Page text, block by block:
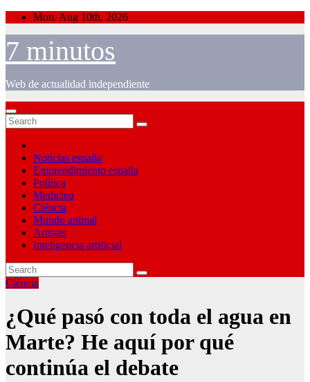
Skip
content
Mon. Aug 10th, 2026
7 minutos
Web de actualidad independiente
Noticias españa
Emprendimiento españa
Política
Medicina
Ciéncia
Mundo animal
Artistas
Inteligencia artificial
Ciéncia
¿Qué pasó con toda el agua en
Marte? He aquí por qué
continúa el debate